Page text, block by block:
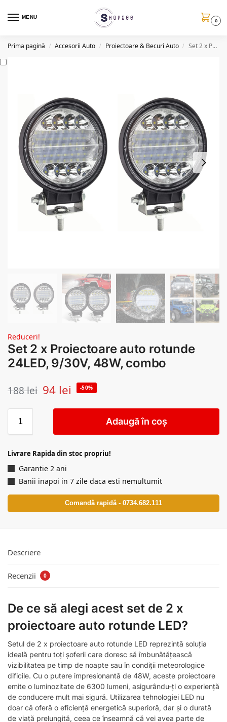
MENU
0
Prima pagină / Accesorii Auto / Proiectoare & Becuri Auto / Set 2 x Proiectoare auto rotunde 24LED, 9/30V, 48W, combo
Reduceri!
Set 2 x Proiectoare auto rotunde
24LED, 9/30V, 48W, combo
188lei 94 lei -50%
Adaugă în coș
Livrare Rapida din stoc propriu!
Garantie 2 ani
Banii inapoi in 7 zile daca esti nemultumit
Comandă rapidă - 0734.682.111
Descriere
Recenzii 0
De ce să alegi acest set de 2 x
proiectoare auto rotunde LED?
Setul de 2 x proiectoare auto rotunde LED reprezintă soluția
ideală pentru toți șoferii care doresc să îmbunătățească
vizibilitatea pe timp de noapte sau în condiții meteorologice
dificile. Cu o putere impresionantă de 48W, aceste proiectoare
emite o luminozitate de 6300 lumeni, asigurându-ți o experiență
de conducere mult mai sigură. Utilizarea tehnologiei LED nu
doar că oferă o eficiență energetică superioră, dar și o durată
de viață prelungită, ceea ce înseamnă că vei avea parte de